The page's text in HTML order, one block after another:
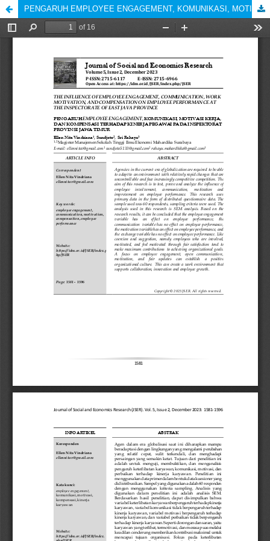
PENGARUH EMPLOYEE ENGAGEMENT, KOMUNIKASI, MOTIVASI KERJA, DAN KOMPENSASI TERHADAP KINERJA PEGAWAI PADA INSPEKTORAT PROVINSI JAWA TIMUR